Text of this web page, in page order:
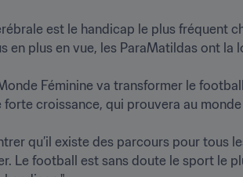
est le handicap le plus fréquent
en plus en vue, les ParaMatildas ont
Féminine va transformer le
forte croissance, qui prouvera au
qu’il existe des parcours pour tous
Le football est sans doute le sport le